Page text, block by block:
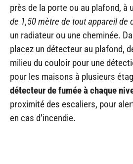
près de la porte ou au plafond, à
de 1,50 mètre de tout appareil de
un radiateur ou une cheminée.
placez un détecteur au plafond,
milieu du couloir pour une
pour les maisons à plusieurs
détecteur de fumée à chaque
proximité des escaliers, pour
en cas d’incendie.